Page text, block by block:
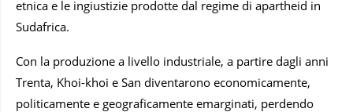
etnica e le ingiustizie prodotte dal regime di apartheid in
Sudafrica.
Con la produzione a livello industriale, a partire dagli anni
Trenta, Khoi-khoi e San diventarono economicamente,
politicamente e geograficamente emarginati, perdendo